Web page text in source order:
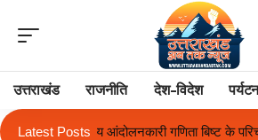
उत्तराखंड राजनीति देश-विदेश पर्यटन
Latest Posts
बिष्ट के परिचय पत्र में नाम व पता संशोधन का